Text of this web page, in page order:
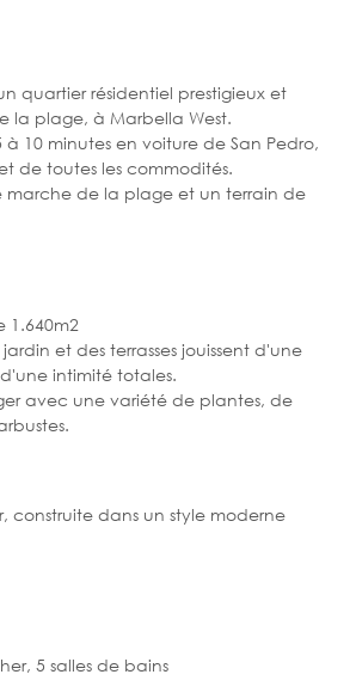
quartier résidentiel prestigieux et
la plage, à Marbella West.
à 10 minutes en voiture de San Pedro,
de toutes les commodités.
marche de la plage et un terrain de
1.640m2
et des terrasses jouissent d'une
intimité totales.
avec une variété de plantes, de
construite dans un style moderne
5 salles de bains